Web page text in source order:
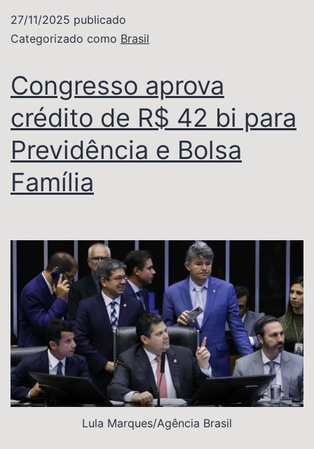
27/11/2025 publicado
Categorizado como Brasil
Congresso aprova
crédito de R$ 42 bi para
Previdência e Bolsa
Família
Lula Marques/Agência Brasil